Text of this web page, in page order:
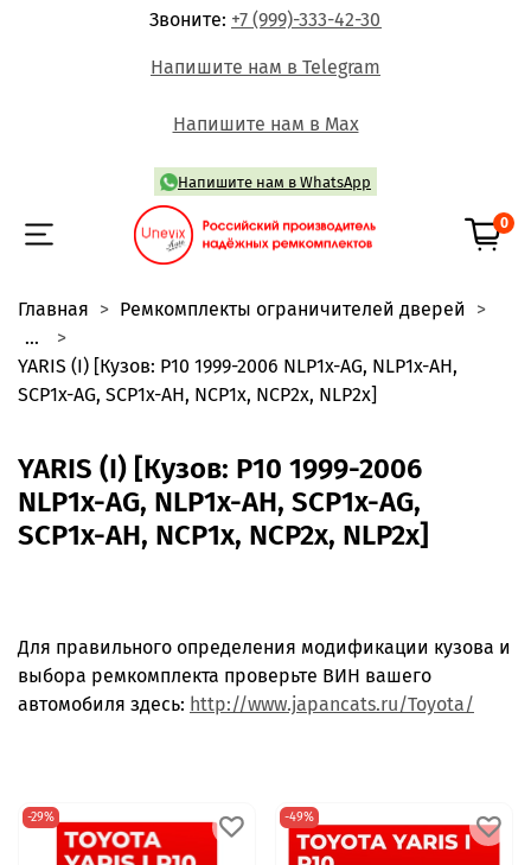
Звоните: +7 (999)-333-42-30
Напишите нам в Telegram
Напишите нам в Max
Напишите нам в WhatsApp
0
Главная
Ремкомплекты ограничителей дверей
...
YARIS (I) [Кузов: P10 1999-2006 NLP1x-AG, NLP1x-AH,
SCP1x-AG, SCP1x-AH, NCP1x, NCP2x, NLP2x]
YARIS (I) [Кузов: P10 1999-2006
NLP1x-AG, NLP1x-AH, SCP1x-AG,
SCP1x-AH, NCP1x, NCP2x, NLP2x]
Для правильного определения модификации кузова и
выбора ремкомплекта проверьте ВИН вашего
автомобиля здесь: http://www.japancats.ru/Toyota/
-29% -49%